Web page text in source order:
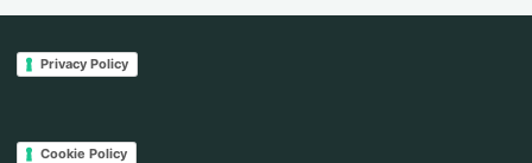
Privacy Policy
Cookie Policy